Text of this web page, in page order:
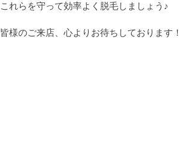
これらを守って効率よく脱毛しましょう♪
皆様のご来店、心よりお待ちしております！